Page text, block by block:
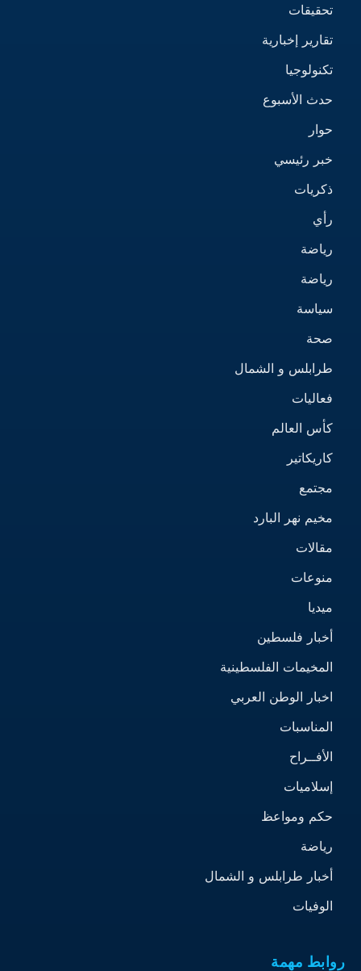
تحقيقات
تقارير إخبارية
تكنولوجيا
حدث الأسبوع
حوار
خبر رئيسي
ذكريات
رأي
رياضة
رياضة
سياسة
صحة
طرابلس و الشمال
فعاليات
كأس العالم
كاريكاتير
مجتمع
مخيم نهر البارد
مقالات
منوعات
ميديا
أخبار فلسطين
المخيمات الفلسطينية
اخبار الوطن العربي
المناسبات
الأفــراح
إسلاميات
حكم ومواعظ
رياضة
أخبار طرابلس و الشمال
الوفيات
روابط مهمة